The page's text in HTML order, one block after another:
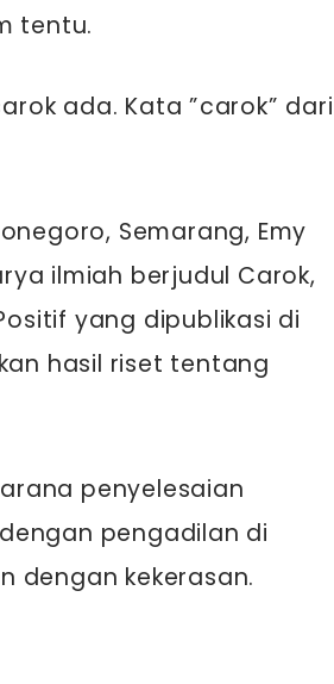
tentu.
ada. Kata ”carok” dari
Semarang, Emy
ilmiah berjudul Carok,
yang dipublikasi di
hasil riset tentang
penyelesaian
pengadilan di
dengan kekerasan.